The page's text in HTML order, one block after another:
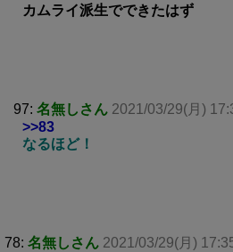
カムライ派生でできたはず
97: 名無しさん 2021/03/29(月)
>>83
なるほど！
78: 名無しさん 2021/03/29(月)